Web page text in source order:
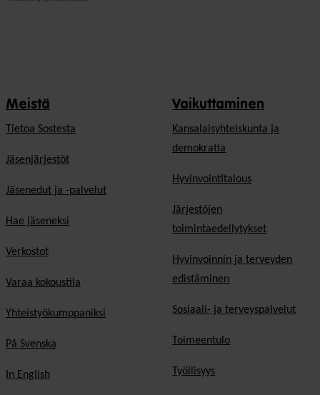
Meistä
Tietoa Sostesta
Jäsenjärjestöt
Jäsenedut ja -palvelut
Hae jäseneksi
Verkostot
Varaa kokoustila
Yhteistyökumppaniksi
På Svenska
In English
Vaikuttaminen
Kansalaisyhteiskunta ja
demokratia
Hyvinvointitalous
Järjestöjen
toimintaedellytykset
Hyvinvoinnin ja terveyden
edistäminen
Sosiaali- ja terveyspalvelut
Toimeentulo
Työllisyys